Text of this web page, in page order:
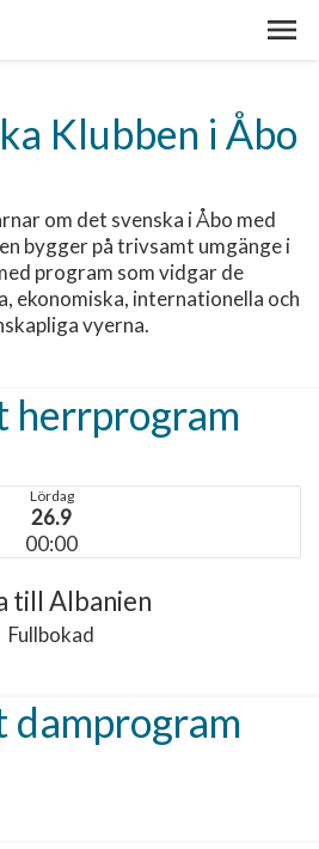
Klubben i Åbo
om det svenska i Åbo med
bygger på trivsamt umgänge i
program som vidgar de
ekonomiska, internationella och
vyerna.
Lördag
26.9
00:00
till Albanien
Fullbokad